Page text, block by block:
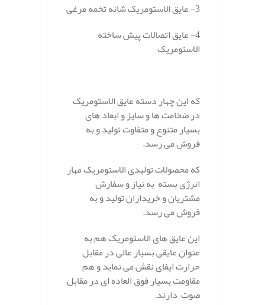
3- عایق الاستومریک شانه تخمه مرغی
4- عایق اتصالات پیش ساخته
الاستومریک
که این چهار دسته عایق الاستومریک
در ضخامت ها و سایز و ابعاد های
بسیار متنوع و متفاوت تولید و به
فروش می رسد.
که محصولات تولیدی الاستومریک مهار
انرژی بسته به نیاز و سفارش
مشتریان و خریداران تولید و به
فروش می رسد.
این عایق های الاستومریک هم به
عنوان عایقی بسیار عالی در مقابل
حرارت ایفای نقش می نماید و هم
مقاومت بسیار فوق العاده ای در مقابل
صوت دارند.